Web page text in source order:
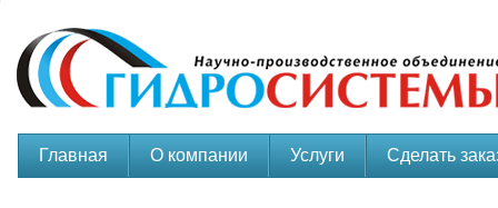
Главная О компании Услуги Сделать